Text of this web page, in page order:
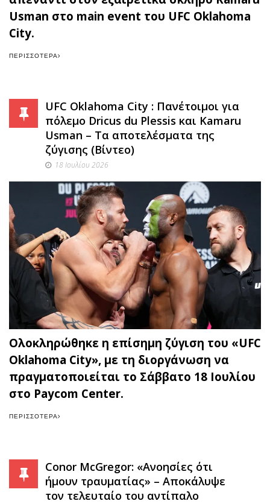
Usman στο main event του UFC Oklahoma
City.
ΠΕΡΙΣΣΌΤΕΡΑ
UFC Oklahoma City : Πανέτοιμοι για
πόλεμο Dricus du Plessis και Kamaru
Usman – Τα αποτελέσματα της
ζύγισης (Βίντεο)
18 Ιουλίου 2026
Ολοκληρώθηκε η επίσημη ζύγιση του «UFC
Oklahoma City», με τη διοργάνωση να
πραγματοποιείται το Σάββατο 18 Ιουλίου
στο Paycom Center.
ΠΕΡΙΣΣΌΤΕΡΑ
Conor McGregor: «Ανοησίες ότι
ήμουν τραυματίας» – Αποκάλυψε
τον τελευταίο του αντίπαλο